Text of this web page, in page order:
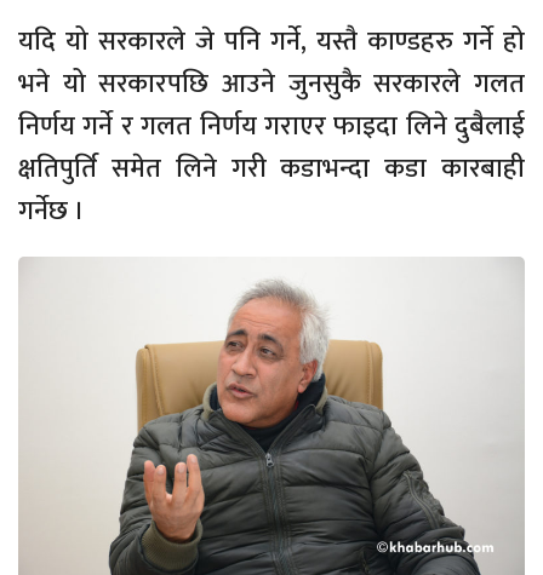
यदि यो सरकारले जे पनि गर्ने, यस्तै काण्डहरु गर्ने हो
भने यो सरकारपछि आउने जुनसुकै सरकारले गलत
निर्णय गर्ने र गलत निर्णय गराएर फाइदा लिने दुबैलाई
क्षतिपुर्ति समेत लिने गरी कडाभन्दा कडा कारबाही
गर्नेछ ।